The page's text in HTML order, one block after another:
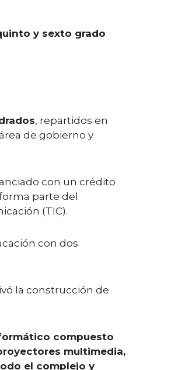
y sexto grado
, repartidos en
de gobierno y
con un crédito
parte del
(TIC).
con dos
la construcción de
compuesto
multimedia,
el complejo y